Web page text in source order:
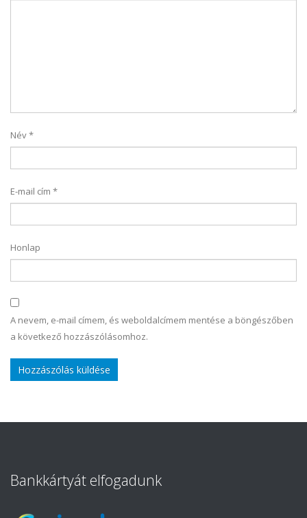
Név*
E-mail cím *
Honlap
A nevem, e-mail címem, és weboldalcímem mentése a böngészőben
a következő hozzászólásomhoz.
Bankkártyát elfogadunk